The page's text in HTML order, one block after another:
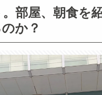
部屋、朝食を
か？